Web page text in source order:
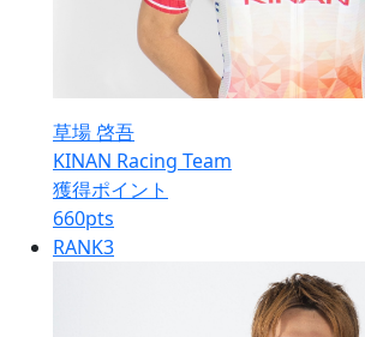
草場 啓吾
KINAN Racing Team
獲得ポイント
660pts
RANK3